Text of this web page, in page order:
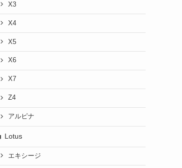
X3
X4
X5
X6
X7
Z4
アルピナ
Lotus
エキシージ